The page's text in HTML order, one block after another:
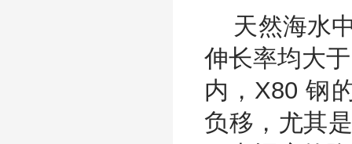
天然海水中
伸长率均大
内，X80 钢
负移，尤其